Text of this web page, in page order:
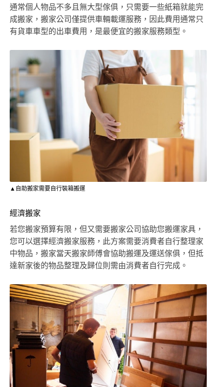
通常個人物品不多且無大型傢俱，只需要一些紙箱就能完
成搬家，搬家公司僅提供車輛載運服務，因此費用通常只
有貨車車型的出車費用，是最便宜的搬家服務類型。
▲自助搬家需要自行裝箱搬運
經濟搬家
若您搬家預算有限，但又需要搬家公司協助您搬運家具，
您可以選擇經濟搬家服務，此方案需要消費者自行整理家
中物品，搬家當天搬家師傅會協助搬運及運送傢俱，但抵
達新家後的物品整理及歸位則需由消費者自行完成。